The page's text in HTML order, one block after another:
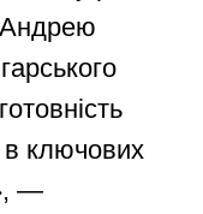
Андрею
ключових
—